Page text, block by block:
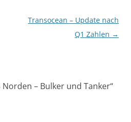
Transocean – Update nach
Q1 Zahlen →
Norden – Bulker und Tanker“